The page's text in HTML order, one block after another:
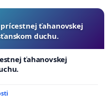
ťahanovskej
duchu.
ťahanovskej